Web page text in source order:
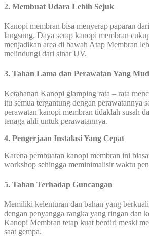
2. Membuat Udara Lebih Sejuk
Kanopi membran bisa menyerap paparan
langsung. Daya serap kanopi membran
menjadikan area di bawah Atap Membran
melindungi dari sinar UV.
3. Tahan Lama dan Perawatan Yang
Ketahanan Kanopi glamping rata – rata
itu semua tergantung dengan perawatannya
perawatan kanopi membran tidaklah susah
tenaga ahli untuk perawatannya.
4. Pengerjaan Instalasi Yang Cepat
Karena pembuatan kanopi membran ini
workshop sehingga meminimalisir waktu
5. Tahan Terhadap Guncangan
Memiliki kelenturan dan bahan yang
dengan penyangga rangka yang ringan dan
Kanopi Membran tetap kuat berdiri meski
saat gempa.